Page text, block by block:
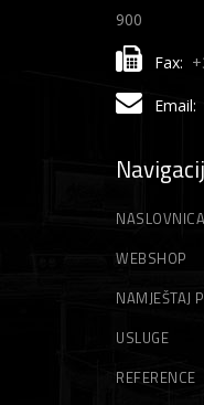
900
Fax:
Email:
NASLOVNICA
WEBSHOP
NAMJEŠTAJ
USLUGE
REFERENCE